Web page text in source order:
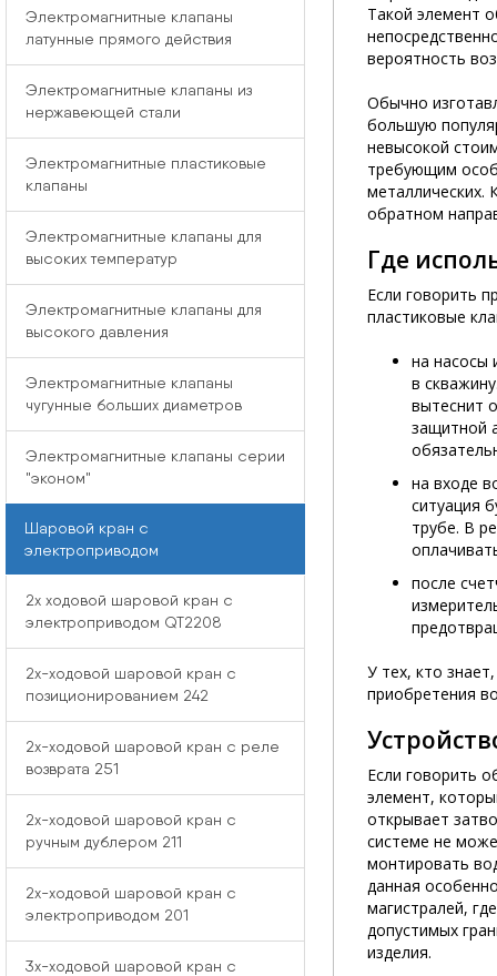
Такой элемент
вероятность
Обычно
большую
невысокой
требующим
металлических.
обратном
Где
Если говорить
пластиковые
на насосы
в
вытеснит
защитной
на входе
ситуация
трубе. В
после
У тех, кто
приобретения
Если говорить
элемент,
открывает
системе не
монтировать
данная
магистралей,
допустимых
изделия.
Электромагнитные клапаны
латунные прямого действия
Электромагнитные клапаны из
нержавеющей стали
Электромагнитные пластиковые
клапаны
Электромагнитные клапаны для
высоких температур
Электромагнитные клапаны для
высокого давления
Электромагнитные клапаны
чугунные больших диаметров
Электромагнитные клапаны серии
"эконом"
Шаровой кран с
электроприводом
2x ходовой шаровой кран с
электроприводом QT2208
2x-ходовой шаровой кран с
позиционированием 242
2x-ходовой шаровой кран с реле
возврата 251
2x-ходовой шаровой кран с
ручным дублером 211
2x-ходовой шаровой кран с
электроприводом 201
3x-ходовой шаровой кран с